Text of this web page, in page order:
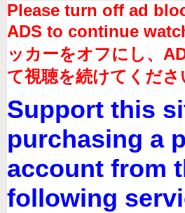
Please turn off ad
ADS to continue
ッカーをオフにし、
て視聴を続けてくだ
Support this
purchasing a
account from
following